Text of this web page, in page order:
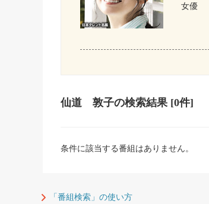
女優
仙道 敦子の検索結果 [0件]
条件に該当する番組はありません。
「番組検索」の使い方